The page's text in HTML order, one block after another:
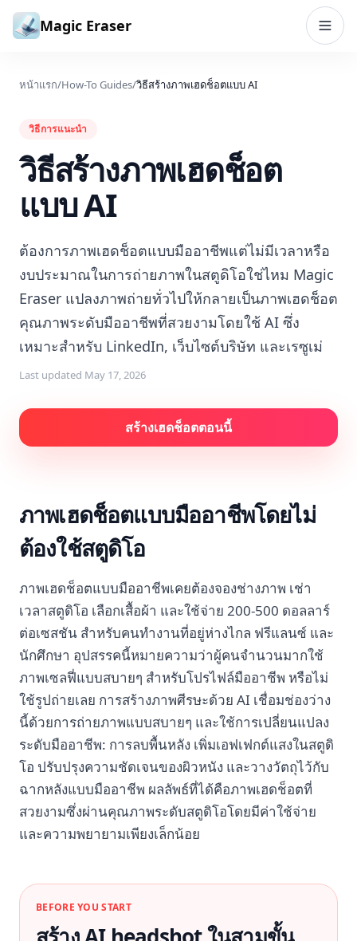
ข้ามไปยังเนื้อหา
Magic Eraser
หน้าแรก/How-To Guides/วิธีสร้างภาพเฮดช็อตแบบ AI
วิธีการแนะนำ
วิธีสร้างภาพเฮดช็อต
แบบ AI
ต้องการภาพเฮดช็อตแบบมืออาชีพแต่ไม่มีเวลาหรือ
งบประมาณในการถ่ายภาพในสตูดิโอใช่ไหม Magic
Eraser แปลงภาพถ่ายทั่วไปให้กลายเป็นภาพเฮดช็อต
คุณภาพระดับมืออาชีพที่สวยงามโดยใช้ AI ซึ่ง
เหมาะสำหรับ LinkedIn, เว็บไซต์บริษัท และเรซูเม่
Last updated May 17, 2026
สร้างเฮดช็อตตอนนี้
ภาพเฮดช็อตแบบมืออาชีพโดยไม่
ต้องใช้สตูดิโอ
ภาพเฮดช็อตแบบมืออาชีพเคยต้องจองช่างภาพ เช่า
เวลาสตูดิโอ เลือกเสื้อผ้า และใช้จ่าย 200-500 ดอลลาร์
ต่อเซสชัน สำหรับคนทำงานที่อยู่ห่างไกล ฟรีแลนซ์ และ
นักศึกษา อุปสรรคนี้หมายความว่าผู้คนจำนวนมากใช้
ภาพเซลฟี่แบบสบายๆ สำหรับโปรไฟล์มืออาชีพ หรือไม่
ใช้รูปถ่ายเลย การสร้างภาพศีรษะด้วย AI เชื่อมช่องว่าง
นี้ด้วยการถ่ายภาพแบบสบายๆ และใช้การเปลี่ยนแปลง
ระดับมืออาชีพ: การลบพื้นหลัง เพิ่มเอฟเฟกต์แสงในสตูดิ
โอ ปรับปรุงความชัดเจนของผิวหนัง และวางวัตถุไว้กับ
ฉากหลังแบบมืออาชีพ ผลลัพธ์ที่ได้คือภาพเฮดช็อตที่
สวยงามซึ่งผ่านคุณภาพระดับสตูดิโอโดยมีค่าใช้จ่าย
และความพยายามเพียงเล็กน้อย
BEFORE YOU START